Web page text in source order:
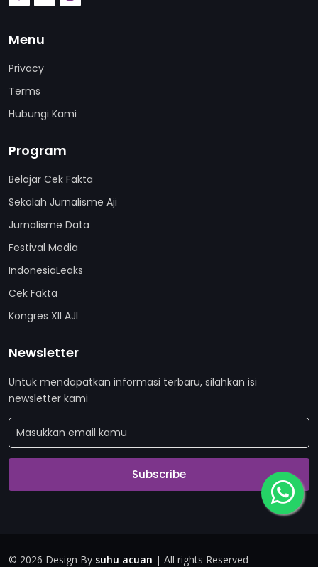
Menu
Privacy
Terms
Hubungi Kami
Program
Belajar Cek Fakta
Sekolah Jurnalisme Aji
Jurnalisme Data
Festival Media
IndonesiaLeaks
Cek Fakta
Kongres XII AJI
Newsletter
Untuk mendapatkan informasi terbaru, silahkan isi
newsletter kami
Subscribe
© 2026 Design By suhu acuan | All rights Reserved